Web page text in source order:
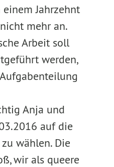
Jahrzehnt
mehr an.
Arbeit soll
werden,
Anja und
auf die
wählen. Die
wir als queere